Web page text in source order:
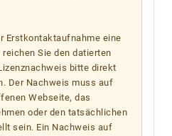
Erstkontaktaufnahme eine
Sie den datierten
bitte direkt
Der Nachweis muss auf
Webseite, das
oder den tatsächlichen
sein. Ein Nachweis auf